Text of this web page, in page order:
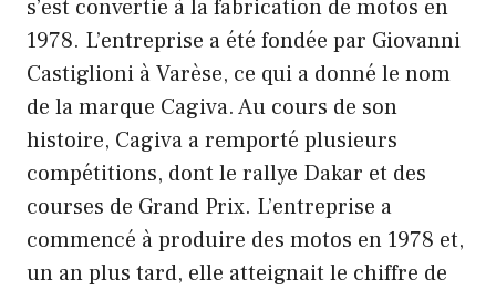
s’est convertie à la fabrication de motos en
1978. L’entreprise a été fondée par Giovanni
Castiglioni à Varèse, ce qui a donné le nom
de la marque Cagiva. Au cours de son
histoire, Cagiva a remporté plusieurs
compétitions, dont le rallye Dakar et des
courses de Grand Prix. L’entreprise a
commencé à produire des motos en 1978 et,
un an plus tard, elle atteignait le chiffre de